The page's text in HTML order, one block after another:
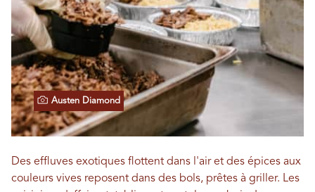
Austen Diamond
Des effluves exotiques flottent dans l'air et des épices aux
couleurs vives reposent dans des bols, prêtes à griller. Les